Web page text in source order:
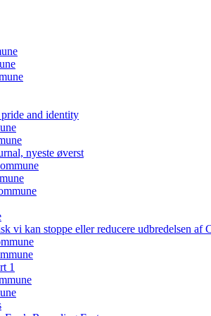
and identity
nyeste øverst
vi kan stoppe eller reducere udbredelsen af
1